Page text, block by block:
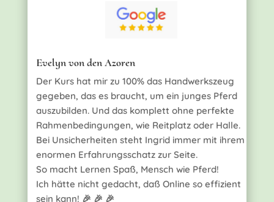
Evelyn von den Azoren
Der Kurs hat mir zu 100% das Handwerkszeug
gegeben, das es braucht, um ein junges Pferd
auszubilden. Und das komplett ohne perfekte
Rahmenbedingungen, wie Reitplatz oder Halle.
Bei Unsicherheiten steht Ingrid immer mit ihrem
enormen Erfahrungsschatz zur Seite.
So macht Lernen Spaß, Mensch wie Pferd!
Ich hätte nicht gedacht, daß Online so effizient
sein kann! 🎉 🎉 🎉